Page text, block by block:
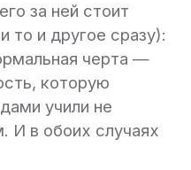
за ней стоит
то и другое сразу):
черта —
которую
учили не
И в обоих случаях